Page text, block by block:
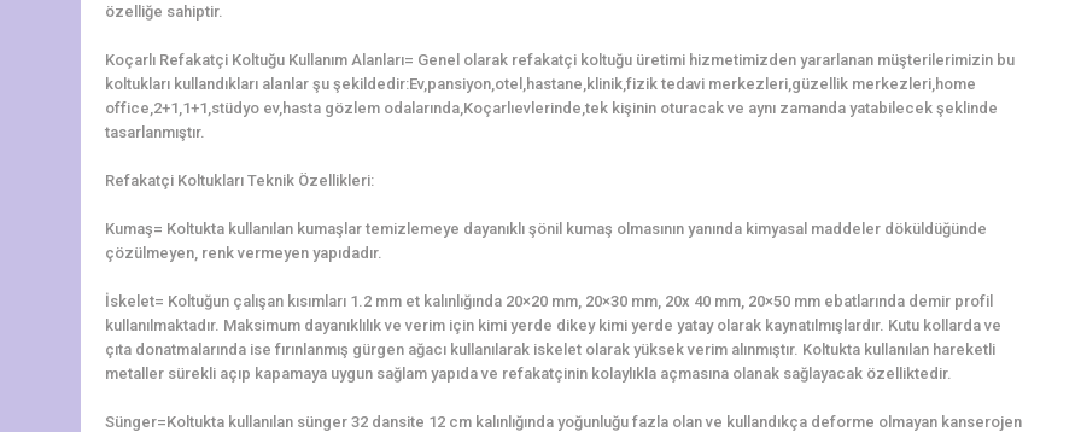
özelliğe sahiptir.
Koçarlı Refakatçi Koltuğu Kullanım Alanları= Genel olarak refakatçi koltuğu üretimi hizmetimizden yararlanan müşterilerimizin bu
koltukları kullandıkları alanlar şu şekildedir:Ev,pansiyon,otel,hastane,klinik,fizik tedavi merkezleri,güzellik merkezleri,home
office,2+1,1+1,stüdyo ev,hasta gözlem odalarında,Koçarlıevlerinde,tek kişinin oturacak ve aynı zamanda yatabilecek şeklinde
tasarlanmıştır.
Refakatçi Koltukları Teknik Özellikleri:
Kumaş= Koltukta kullanılan kumaşlar temizlemeye dayanıklı şönil kumaş olmasının yanında kimyasal maddeler döküldüğünde
çözülmeyen, renk vermeyen yapıdadır.
İskelet= Koltuğun çalışan kısımları 1.2 mm et kalınlığında 20×20 mm, 20×30 mm, 20x 40 mm, 20×50 mm ebatlarında demir profil
kullanılmaktadır. Maksimum dayanıklılık ve verim için kimi yerde dikey kimi yerde yatay olarak kaynatılmışlardır. Kutu kollarda ve
çıta donatmalarında ise fırınlanmış gürgen ağacı kullanılarak iskelet olarak yüksek verim alınmıştır. Koltukta kullanılan hareketli
metaller sürekli açıp kapamaya uygun sağlam yapıda ve refakatçinin kolaylıkla açmasına olanak sağlayacak özelliktedir.
Sünger=Koltukta kullanılan sünger 32 dansite 12 cm kalınlığında yoğunluğu fazla olan ve kullandıkça deforme olmayan kanserojen